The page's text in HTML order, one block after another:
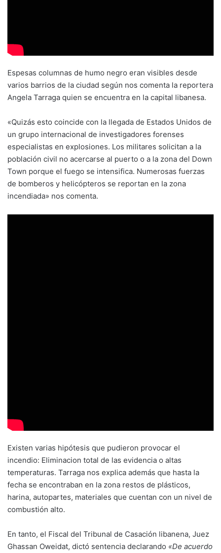
Espesas columnas de humo negro eran visibles desde
varios barrios de la ciudad según nos comenta la reportera
Angela Tarraga quien se encuentra en la capital libanesa.
«Quizás esto coincide con la llegada de Estados Unidos de
un grupo internacional de investigadores forenses
especialistas en explosiones. Los militares solicitan a la
población civil no acercarse al puerto o a la zona del Down
Town porque el fuego se intensifica. Numerosas fuerzas
de bomberos y helicópteros se reportan en la zona
incendiada» nos comenta.
Existen varias hipótesis que pudieron provocar el
incendio: Eliminacion total de las evidencia o altas
temperaturas. Tarraga nos explica además que hasta la
fecha se encontraban en la zona restos de plásticos,
harina, autopartes, materiales que cuentan con un nivel de
combustión alto.
En tanto, el Fiscal del Tribunal de Casación libanena, Juez
Ghassan Oweidat, dictó sentencia declarando «De acuerdo